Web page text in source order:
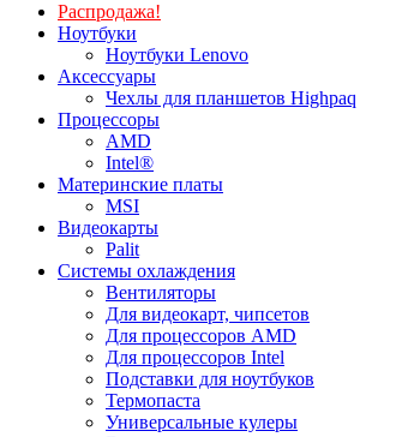
Распродажа!
Ноутбуки
Ноутбуки Lenovo
Аксессуары
Чехлы для планшетов Highpaq
Процессоры
AMD
Intel®
Материнские платы
MSI
Видеокарты
Palit
Системы охлаждения
Вентиляторы
Для видеокарт, чипсетов
Для процессоров AMD
Для процессоров Intel
Подставки для ноутбуков
Термопаста
Универсальные кулеры